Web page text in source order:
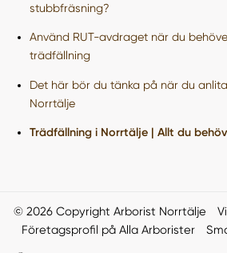
stubbfräsning?
Använd RUT-avdraget när du
trädfällning
Det här bör du tänka på när du
Norrtälje
Trädfällning i Norrtälje | Allt du
© 2026 Copyright Arborist Norrtälje
Företagsprofil på Alla Arborister